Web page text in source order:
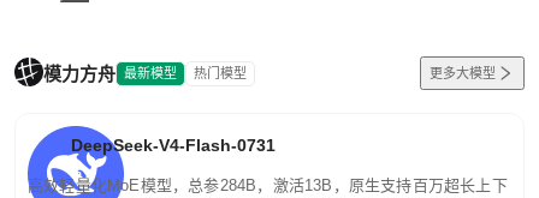
模力方舟 最新模型 热门模型 更多大模型
DeepSeek-V4-Flash-0731
高效轻量化MoE模型，总参284B，激活13B，原生支持百万超长上下